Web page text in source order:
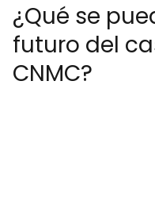
¿Qué se
futuro del
CNMC?